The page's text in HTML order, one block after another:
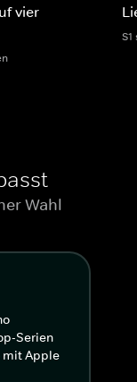
vier
Wahl
Serien
mit Apple